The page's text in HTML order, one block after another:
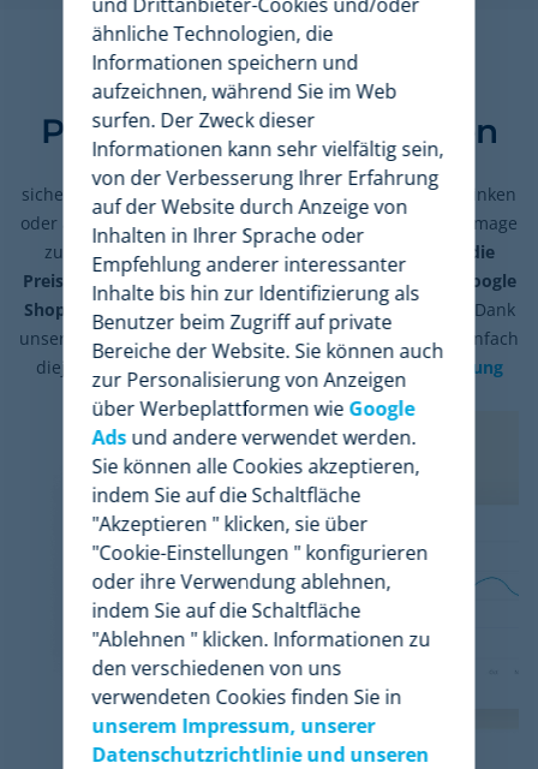
Finden Sie heraus, zu
welchem Preis Ihre
Produkte verkauft werden
Wenn Sie eine Premium-Marke sind, müssen Sie
sicherstellen, dass Ihre Verkaufspreise nicht drastisch sinken
oder aggressiv heruntergesetzt werden, um Ihr Markenimage
zu wahren. Deshalb ist es von unschätzbarem Wert,
die
Preise zu überwachen, zu denen Ihre Produkte über Google
Shopping verkauft werden
und bei welchen Händlern. Dank
unserer Preisüberwachungssoftware können Sie ganz einfach
diejenigen ausfindig machen, die eine große
Abweichung
vom UVP aufweisen
.
ähnliche Technologien, die
Informationen speichern und
aufzeichnen, während Sie im Web
surfen. Der Zweck dieser
Informationen kann sehr vielfältig sein,
von der Verbesserung Ihrer Erfahrung
auf der Website durch Anzeige von
Inhalten in Ihrer Sprache oder
Empfehlung anderer interessanter
Inhalte bis hin zur Identifizierung als
Benutzer beim Zugriff auf private
Bereiche der Website. Sie können auch
zur Personalisierung von Anzeigen
über Werbeplattformen wie Google
Adsund andere verwendet werden.
Sie können alle Cookies akzeptieren,
indem Sie auf die Schaltfläche
"Akzeptieren " klicken, sie über
"Cookie-Einstellungen " konfigurieren
oder ihre Verwendung ablehnen,
indem Sie auf die Schaltfläche
"Ablehnen " klicken. Informationen zu
den verschiedenen von uns
verwendeten Cookies finden Sie in
unserem Impressum, unserer
Datenschutzrichtlinie und unseren